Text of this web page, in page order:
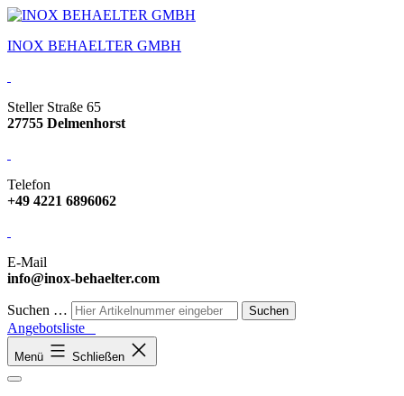
INOX BEHAELTER GMBH
Steller Straße 65
27755 Delmenhorst
Telefon
+49 4221 6896062
E-Mail
info@inox-behaelter.com
Suchen …
Angebotsliste
Menü Schließen